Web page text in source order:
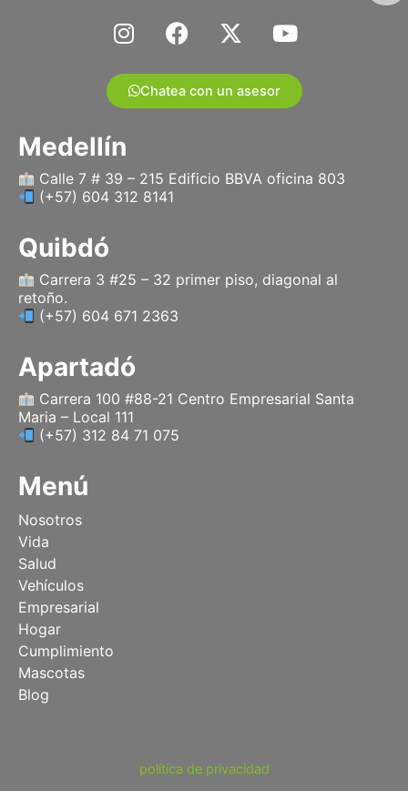
I
n
t
a
r
a
m
F
a
e
b
k
X
-
w
i
e
Y
o
u
Chatea con un asesor
Medellín
Calle 7 # 39 – 215 Edificio BBVA oficina 803
(+57) 604 312 8141
Quibdó
Carrera 3 #25 – 32 primer piso, diagonal al
retoño.
(+57) 604 671 2363
Apartadó
Carrera 100 #88-21 Centro Empresarial Santa
Maria – Local 111
(+57) 312 84 71 075
Menú
Nosotros
Vida
Salud
Vehículos
Empresarial
Hogar
Cumplimiento
Mascotas
Blog
política de privacidad